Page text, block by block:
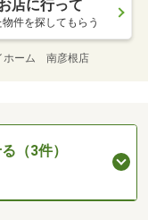
店に行って
物件を探してもらう
ホーム 南彦根店
（3件）